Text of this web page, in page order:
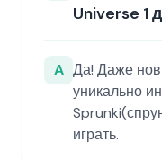
Universe 1
A Да! Даже
уникально
играть.